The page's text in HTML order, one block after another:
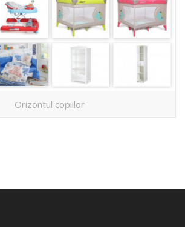
Orizontul copiilor